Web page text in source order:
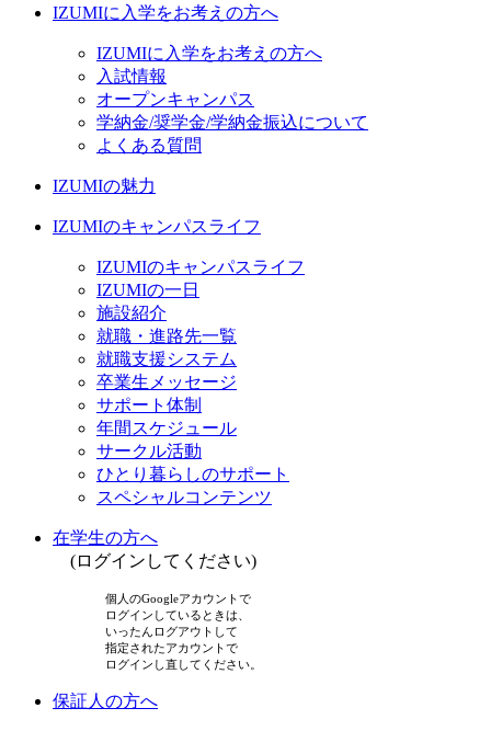
IZUMIに入学をお考えの方へ
IZUMIに入学をお考えの方へ
入試情報
オープンキャンパス
学納金/奨学金/学納金振込について
よくある質問
IZUMIの魅力
IZUMIのキャンパスライフ
IZUMIのキャンパスライフ
IZUMIの一日
施設紹介
就職・進路先一覧
就職支援システム
卒業生メッセージ
サポート体制
年間スケジュール
サークル活動
ひとり暮らしのサポート
スペシャルコンテンツ
在学生の方へ
(ログインしてください)
個人のGoogleアカウントで
ログインしているときは、
いったんログアウトして
指定されたアカウントで
ログインし直してください。
保証人の方へ